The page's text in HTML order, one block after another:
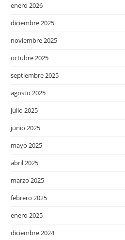
enero 2026
diciembre 2025
noviembre 2025
octubre 2025
septiembre 2025
agosto 2025
julio 2025
junio 2025
mayo 2025
abril 2025
marzo 2025
febrero 2025
enero 2025
diciembre 2024